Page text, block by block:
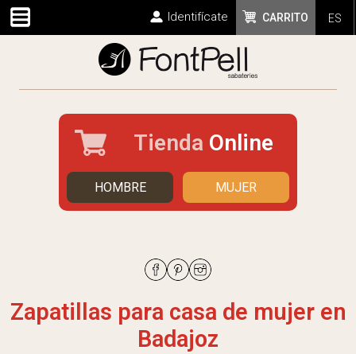
ES
CARRITO
Identifícate
Tienda Online
HOMBRE MUJER
Zapatillas para casa de mujer en
Badajoz